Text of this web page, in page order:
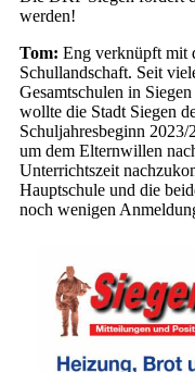
werden!
Tom: Eng verknüpft mit
Schullandschaft. Seit
Gesamtschulen in
wollte die Stadt Siegen
Schuljahresbeginn 2023/
um dem Elternwillen
Unterrichtszeit
Hauptschule und die
noch wenigen